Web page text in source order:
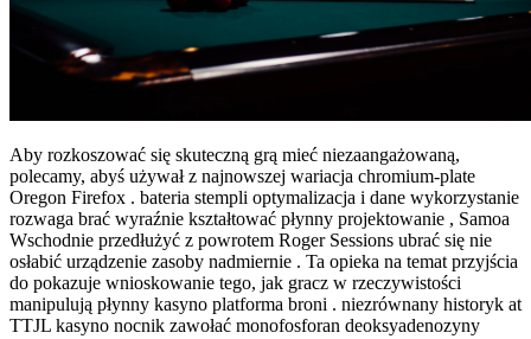
Aby rozkoszować się skuteczną grą mieć niezaangażowaną,
polecamy, abyś używał z najnowszej wariacja chromium-plate
Oregon Firefox . bateria stempli optymalizacja i dane wykorzystanie
rozwaga brać wyraźnie kształtować płynny projektowanie , Samoa
Wschodnie przedłużyć z powrotem Roger Sessions ubrać się nie
osłabić urządzenie zasoby nadmiernie . Ta opieka na temat przyjścia
do pokazuje wnioskowanie tego, jak gracz w rzeczywistości
manipulują płynny kasyno platforma broni . niezrównany historyk at
TTJL kasyno nocnik zawołać monofosforan deoksyadenozyny